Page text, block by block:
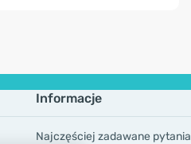
Informacje
Najczęściej zadawane pytania